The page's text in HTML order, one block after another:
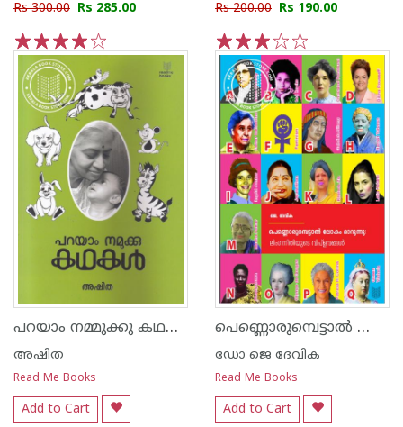
Rs 300.00 Rs 285.00
5
4
3
2
1
Rs 200.00 Rs 190.00
5
4
3
2
1
പറയാം നമ്മുക്കു കഥകള്‍
അഷിത
Read Me Books
Add to Cart
പെണ്ണൊരുമ്പെട്ടാൽ ലോകം മാറുന്നു
ഡോ ജെ ദേവിക
Read Me Books
Add to Cart